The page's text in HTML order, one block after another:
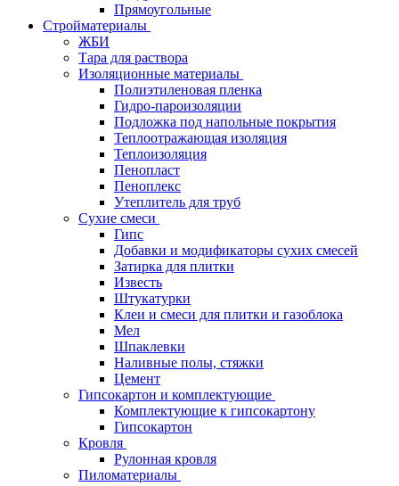
Прямоугольные
Стройматериалы
ЖБИ
Тара для раствора
Изоляционные материалы
Полиэтиленовая пленка
Гидро-пароизоляции
Подложка под напольные покрытия
Теплоотражающая изоляция
Теплоизоляция
Пенопласт
Пеноплекс
Утеплитель для труб
Сухие смеси
Гипс
Добавки и модификаторы сухих смесей
Затирка для плитки
Известь
Штукатурки
Клеи и смеси для плитки и газоблока
Мел
Шпаклевки
Наливные полы, стяжки
Цемент
Гипсокартон и комплектующие
Комплектующие к гипсокартону
Гипсокартон
Кровля
Рулонная кровля
Пиломатериалы